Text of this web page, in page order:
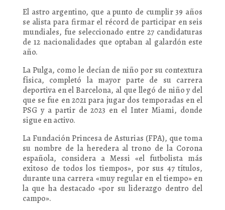
El astro argentino, que a punto de cumplir 39 años
se alista para firmar el récord de participar en seis
mundiales, fue seleccionado entre 27 candidaturas
de 12 nacionalidades que optaban al galardón este
año.
La Pulga, como le decían de niño por su contextura
física, completó la mayor parte de su carrera
deportiva en el Barcelona, al que llegó de niño y del
que se fue en 2021 para jugar dos temporadas en el
PSG y a partir de 2023 en el Inter Miami, donde
sigue en activo.
La Fundación Princesa de Asturias (FPA), que toma
su nombre de la heredera al trono de la Corona
española, considera a Messi «el futbolista más
exitoso de todos los tiempos», por sus 47 títulos,
durante una carrera «muy regular en el tiempo» en
la que ha destacado «por su liderazgo dentro del
campo».